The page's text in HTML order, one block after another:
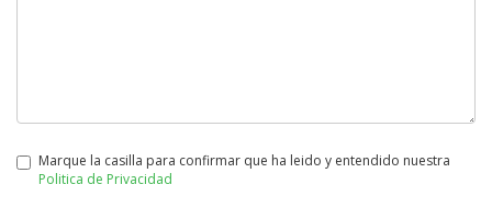
Marque la casilla para confirmar que ha leido y entendido nuestra
Politica de Privacidad